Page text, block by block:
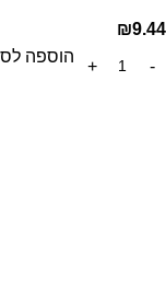
₪9.44
הוספה